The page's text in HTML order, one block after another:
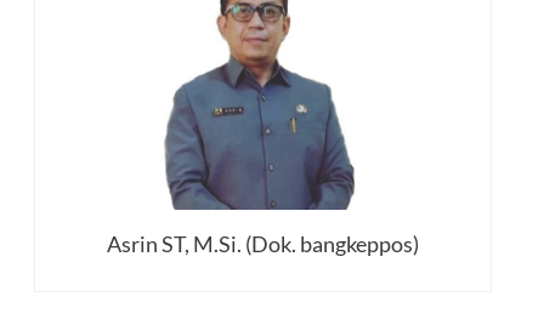
Asrin ST, M.Si. (Dok. bangkeppos)